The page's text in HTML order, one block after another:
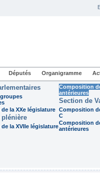
Députés Organigramme
la XXe législature
plénière
la XVIIe législature
Composition
antérieures
Section de
Composition
C
Composition
antérieures